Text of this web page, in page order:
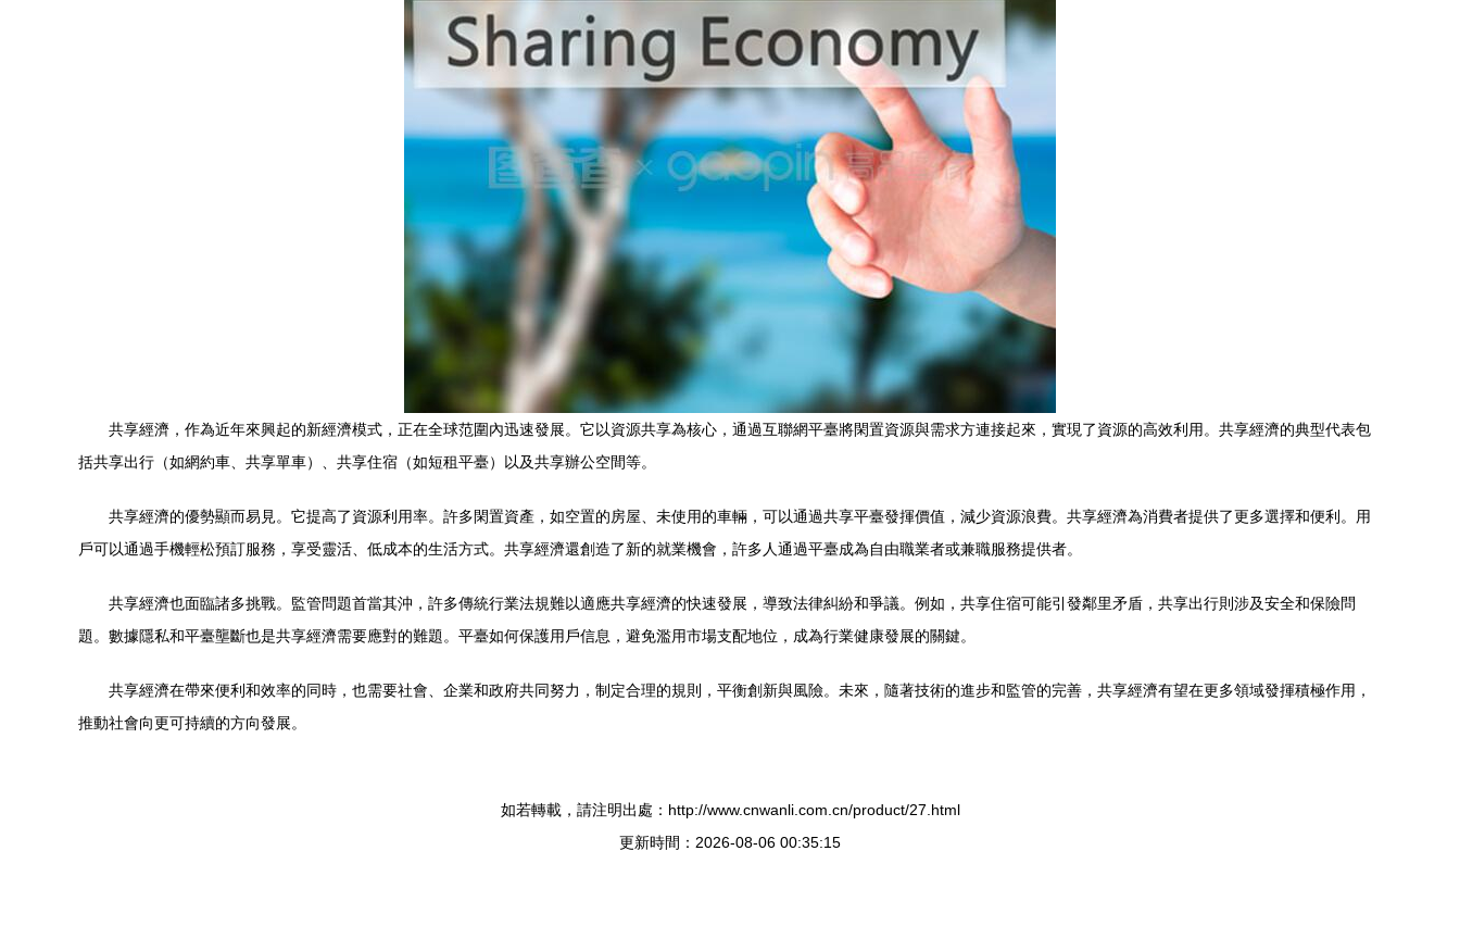
共享經濟，作為近年來興起的新經濟模式，正在全球范圍內迅速發展。它以資源共享為核心，通過互聯網平臺將閑置資源與需求方連接起來，實現了資源的高效利用。共享經濟的典型代表包
括共享出行（如網約車、共享單車）、共享住宿（如短租平臺）以及共享辦公空間等。
共享經濟的優勢顯而易見。它提高了資源利用率。許多閑置資產，如空置的房屋、未使用的車輛，可以通過共享平臺發揮價值，減少資源浪費。共享經濟為消費者提供了更多選擇和便利。用
戶可以通過手機輕松預訂服務，享受靈活、低成本的生活方式。共享經濟還創造了新的就業機會，許多人通過平臺成為自由職業者或兼職服務提供者。
共享經濟也面臨諸多挑戰。監管問題首當其沖，許多傳統行業法規難以適應共享經濟的快速發展，導致法律糾紛和爭議。例如，共享住宿可能引發鄰里矛盾，共享出行則涉及安全和保險問
題。數據隱私和平臺壟斷也是共享經濟需要應對的難題。平臺如何保護用戶信息，避免濫用市場支配地位，成為行業健康發展的關鍵。
共享經濟在帶來便利和效率的同時，也需要社會、企業和政府共同努力，制定合理的規則，平衡創新與風險。未來，隨著技術的進步和監管的完善，共享經濟有望在更多領域發揮積極作用，
推動社會向更可持續的方向發展。
如若轉載，請注明出處：http://www.cnwanli.com.cn/product/27.html
更新時間：2026-08-06 00:35:15